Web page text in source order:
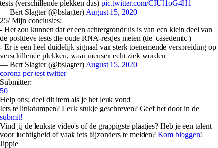
tests (verschillende plekken dus) pic.twitter.com/CIUI1oG4H1
— Bert Slagter (@bslagter) August 15, 2020
25/ Mijn conclusies:
- Het zou kunnen dat er een achtergrondruis is van een klein deel van
de positieve tests die oude RNA-restjes meten (de 'casedemic')
- Er is een heel duidelijk signaal van sterk toenemende verspreiding op
verschillende plekken, waar mensen echt ziek worden
— Bert Slagter (@bslagter) August 15, 2020
corona pcr test twitter
Submitter:
50
Help ons; deel dit item als je het leuk vond
Iets te linkdumpen? Leuk stukje geschreven? Geef het door in de
submit!
Vind jij de leukste video's of de grappigste plaatjes? Heb je een talent
voor luchtigheid of vaak iets bijzonders te melden? Kom bloggen!
Jippie